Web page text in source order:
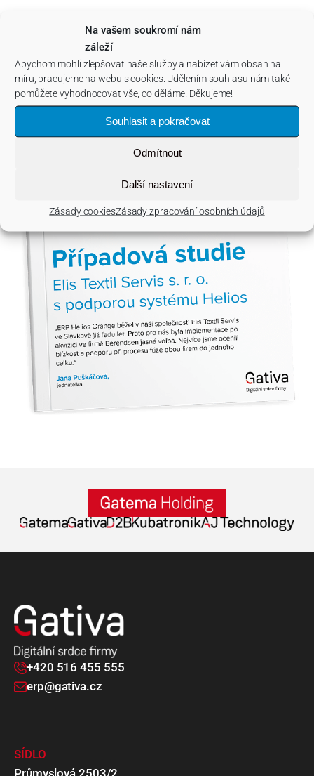
Na vašem soukromí nám
záleží
Abychom mohli zlepšovat naše služby a nabízet vám obsah na
míru, pracujeme na webu s cookies. Udělením souhlasu nám také
pomůžete vyhodnocovat vše, co děláme. Děkujeme!
Souhlasit a pokračovat
Odmítnout
Další nastavení
Zásady cookiesZásady zpracování osobních údajů
+420 516 455 555
erp@gativa.cz
SÍDLO